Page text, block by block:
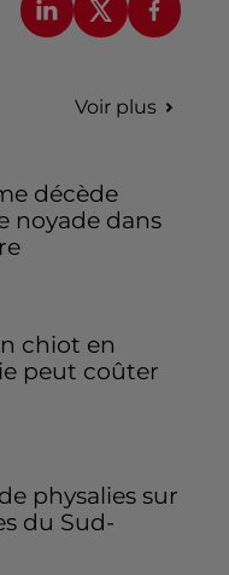
Voir plus
décède
noyade dans
chiot en
peut coûter
physalies sur
du Sud-